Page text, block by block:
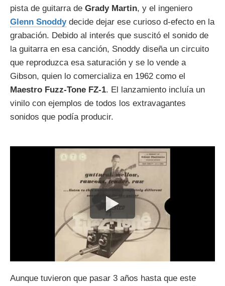
pista de guitarra de Grady Martin, y el ingeniero
Glenn Snoddydecide dejar ese curioso d-efecto en la
grabación. Debido al interés que suscitó el sonido de
la guitarra en esa canción, Snoddy diseña un circuito
que reproduzca esa saturación y se lo vende a
Gibson, quien lo comercializa en 1962 como el
Maestro Fuzz-Tone FZ-1. El lanzamiento incluía un
vinilo con ejemplos de todos los extravagantes
sonidos que podía producir.
Aunque tuvieron que pasar 3 años hasta que este